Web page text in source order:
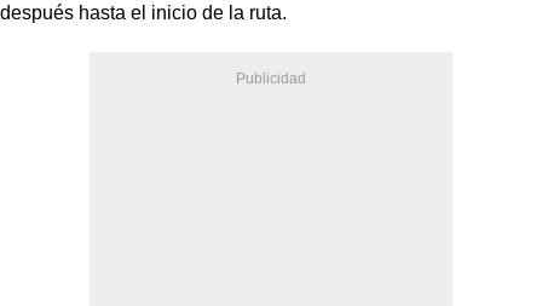
después hasta el inicio de la ruta.